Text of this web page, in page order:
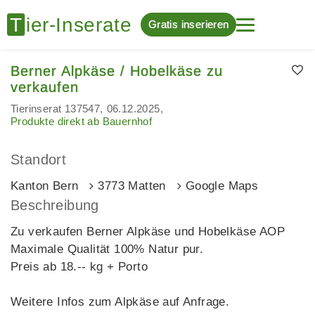
Gratis inserieren
Berner Alpkäse / Hobelkäse zu
verkaufen
Tierinserat 137547 06.12.2025
Produkte direkt ab Bauernhof
Standort
Kanton Bern 3773 Matten Google Maps
Beschreibung
Zu verkaufen Berner Alpkäse und Hobelkäse AOP
Maximale Qualität 100% Natur pur.
Preis ab 18.-- kg + Porto
Weitere Infos zum Alpkäse auf Anfrage.